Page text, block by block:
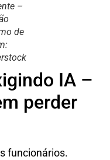
–
de
IA –
perder
funcionários.